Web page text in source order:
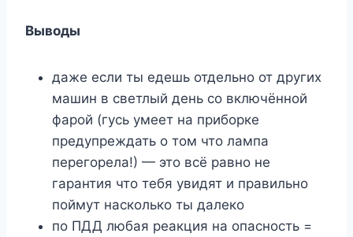
Выводы
даже если ты едешь отдельно от других
машин в светлый день со включённой
фарой (гусь умеет на приборке
предупреждать о том что лампа
перегорела!) — это всё равно не
гарантия что тебя увидят и правильно
поймут насколько ты далеко
по ПДД любая реакция на опасность =